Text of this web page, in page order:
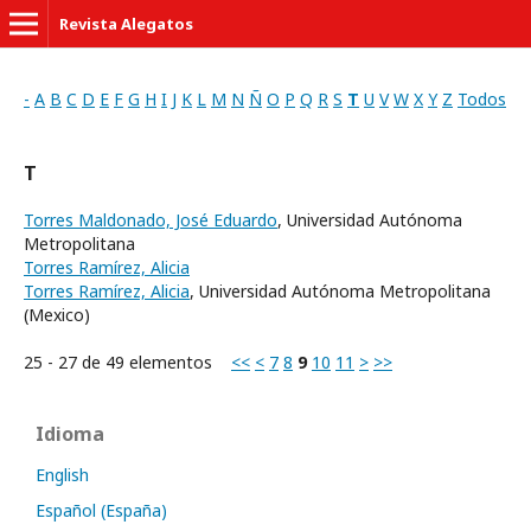
Revista Alegatos
- A B C D E F G H I J K L M N Ñ O P Q R S T U V W X Y Z Todos
T
Torres Maldonado, José Eduardo, Universidad Autónoma
Metropolitana
Torres Ramírez, Alicia
Torres Ramírez, Alicia, Universidad Autónoma Metropolitana
(Mexico)
25 - 27 de 49 elementos << < 7 8 9 10 11 > >>
Idioma
English
Español (España)